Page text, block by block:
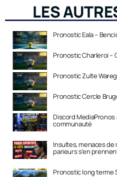
LES
Pronostic Eala –
Pronostic Charleroi –
Pronostic Zulte
Pronostic Cercle
Discord
communauté
Insultes, menaces
parieurs s’en
Pronostic long terme